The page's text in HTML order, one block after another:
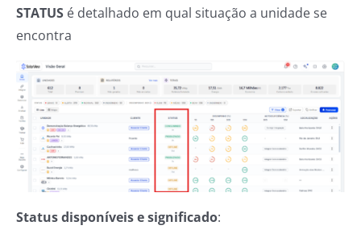
STATUS é detalhado em qual situação a unidade se
encontra
Status disponíveis e significado: